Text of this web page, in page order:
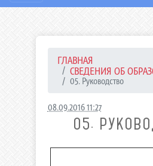
ГЛАВНАЯ
СВЕДЕНИЯ ОБ
05. Руководство
08.09.2016 11:27
05.